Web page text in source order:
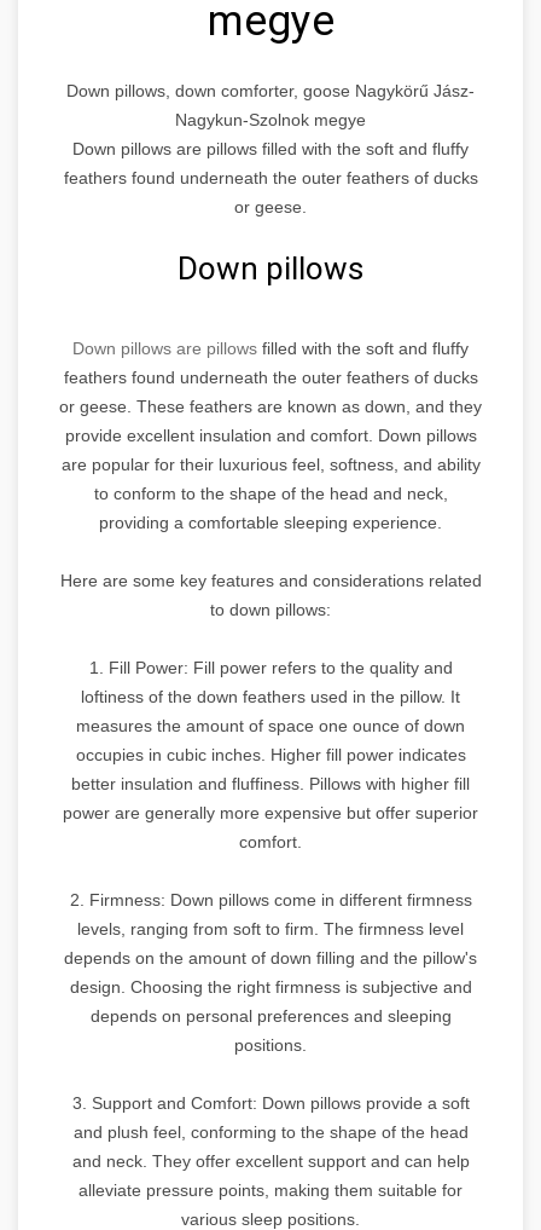
megye
Down pillows, down comforter, goose Nagykörű Jász-
Nagykun-Szolnok megye
Down pillows are pillows filled with the soft and fluffy
feathers found underneath the outer feathers of ducks
or geese.
Down pillows
Down pillows are pillows filled with the soft and fluffy
feathers found underneath the outer feathers of ducks
or geese. These feathers are known as down, and they
provide excellent insulation and comfort. Down pillows
are popular for their luxurious feel, softness, and ability
to conform to the shape of the head and neck,
providing a comfortable sleeping experience.
Here are some key features and considerations related
to down pillows:
1. Fill Power: Fill power refers to the quality and
loftiness of the down feathers used in the pillow. It
measures the amount of space one ounce of down
occupies in cubic inches. Higher fill power indicates
better insulation and fluffiness. Pillows with higher fill
power are generally more expensive but offer superior
comfort.
2. Firmness: Down pillows come in different firmness
levels, ranging from soft to firm. The firmness level
depends on the amount of down filling and the pillow's
design. Choosing the right firmness is subjective and
depends on personal preferences and sleeping
positions.
3. Support and Comfort: Down pillows provide a soft
and plush feel, conforming to the shape of the head
and neck. They offer excellent support and can help
alleviate pressure points, making them suitable for
various sleep positions.